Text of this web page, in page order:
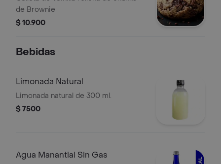
de Brownie
$ 10.900
Bebidas
Limonada Natural
Limonada natural de 300 ml.
$ 7500
Agua Manantial Sin Gas